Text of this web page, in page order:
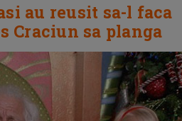
au reusit sa-l faca
Craciun sa planga